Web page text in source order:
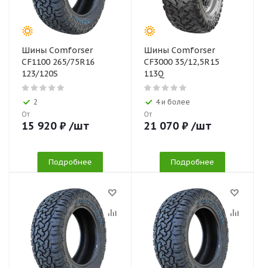
Шины Comforser
CF1100 265/75R16
123/120S
2
От
15 920 ₽ /шт
Подробнее
Шины Comforser
CF3000 35/12,5R15
113Q
4 и более
От
21 070 ₽ /шт
Подробнее